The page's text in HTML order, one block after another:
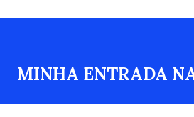
MINHA ENTRADA